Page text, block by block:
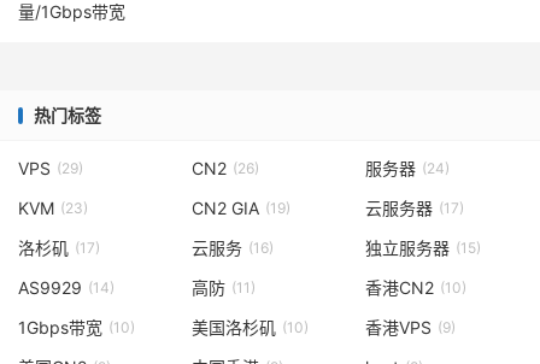
量/1Gbps带宽
热门标签
VPS (29) CN2 (26) 服务器 (24)
KVM (23) CN2 GIA (19) 云服务器 (17)
洛杉矶 (17) 云服务 (16) 独立服务器 (15)
AS9929 (14) 高防 (11) 香港CN2 (10)
1Gbps带宽 (10) 美国洛杉矶 (10) 香港VPS (9)